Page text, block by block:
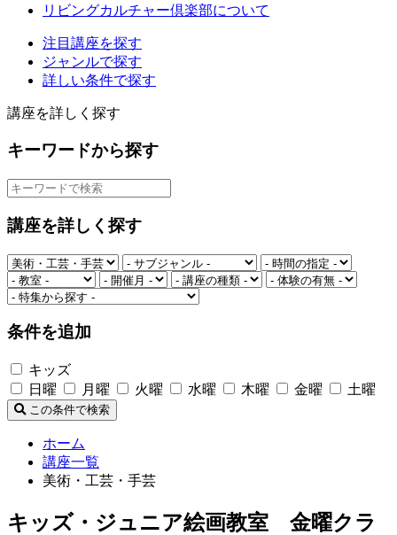
リビングカルチャー倶楽部について
注目講座を探す
ジャンルで探す
詳しい条件で探す
講座を詳しく探す
キーワードから探す
講座を詳しく探す
条件を追加
キッズ
日曜
月曜 火曜 水曜 木曜 金曜 土曜
この条件で検索
ホーム
講座一覧
美術・工芸・手芸
キッズ・ジュニア絵画教室 金曜クラ